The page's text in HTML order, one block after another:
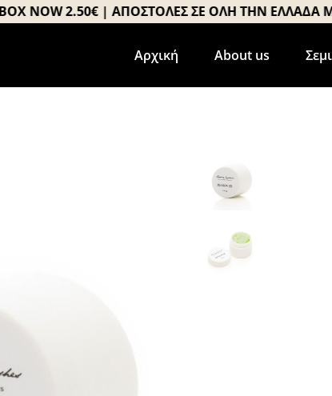
2.50€ | ΑΠΟΣΤΟΛΕΣ ΣΕ ΟΛΗ ΤΗΝ ΕΛΛΑΔΑ
Αρχική About us